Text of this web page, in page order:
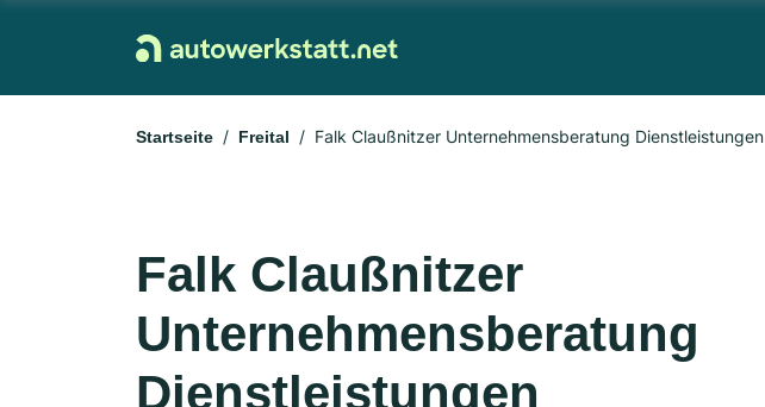
Startseite Freital Falk Claußnitzer Unternehmensberatung Dienstleistungen
Falk Claußnitzer
Unternehmensberatung
Dienstleistungen